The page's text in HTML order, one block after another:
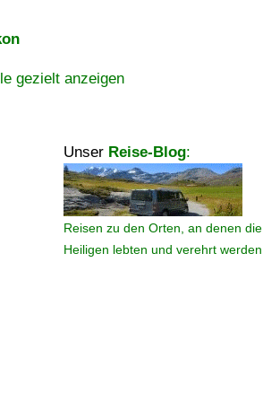
gezielt anzeigen
Unser Reise-Blog:
Reisen zu den Orten, an denen die
Heiligen lebten und verehrt werden.